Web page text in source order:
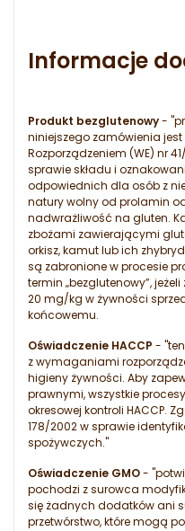
Informacje
Produkt bezglutenowy-
niniejszego zamówienia
Rozporządzeniem (WE) nr
sprawie składu i
odpowiednich dla osób z
natury wolny od prolamin
nadwrażliwość na gluten.
zbożami zawierającymi
orkisz, kamut lub ich
są zabronione w procesie
termin „bezglutenowy”,
20 mg/kg w żywności
końcowemu.
Oświadczenie HACCP -
z wymaganiami
higieny żywności. Aby
prawnymi, wszystkie
okresowej kontroli HACCP.
178/2002 w sprawie
spożywczych."
Oświadczenie GMO-
pochodzi z surowca
się żadnych dodatków ani
przetwórstwo, które mogą